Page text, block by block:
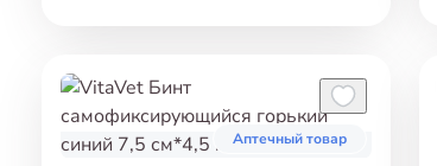
Аптечный товар